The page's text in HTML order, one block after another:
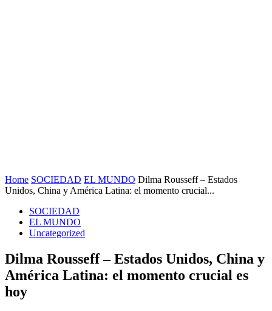
Home SOCIEDAD EL MUNDO Dilma Rousseff – Estados
Unidos, China y América Latina: el momento crucial...
SOCIEDAD
EL MUNDO
Uncategorized
Dilma Rousseff – Estados Unidos, China y
América Latina: el momento crucial es
hoy